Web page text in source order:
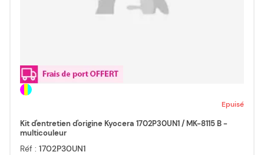
Epuisé
Kit d'entretien d'origine Kyocera 1702P30UN1 / MK-8115 B -
multicouleur
Réf : 1702P30UN1